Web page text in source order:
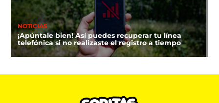
NOTICIAS
¡Apúntale bien! Así puedes recuperar tu línea
telefónica si no realizaste el registro a tiempo